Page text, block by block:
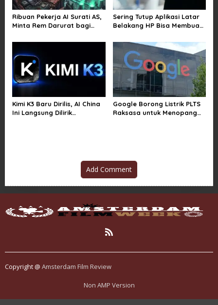
Ribuan Pekerja AI Surati AS,
Minta Rem Darurat bagi
Sering Tutup Aplikasi Latar
Belakang HP Bisa Membuat
Kimi K3 Baru Dirilis, AI China
Ini Langsung Dilirik
Google Borong Listrik PLTS
Raksasa untuk Menopang
Add Comment
Copyright @ Amsterdam Film Review
Non AMP Version